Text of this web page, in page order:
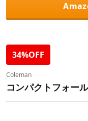
34%OFF
Coleman
コンパクトフォー